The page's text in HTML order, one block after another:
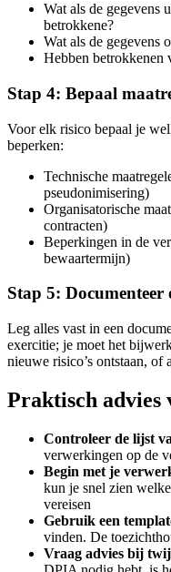
Wat als de gegevens
betrokkene?
Wat als de gegevens
Hebben betrokkenen
Stap 4: Bepaal
Voor elk risico bepaal je
beperken:
Technische
pseudonimisering)
Organisatorische
contracten)
Beperkingen in de
bewaartermijn)
Stap 5:
Leg alles vast in een
exercitie; je moet het
nieuwe risico’s ontstaan, of
Praktisch advies
Controleer de lijst
verwerkingen op de
Begin met je
kun je snel zien
vereisen
Gebruik een
vinden. De
Vraag advies bij